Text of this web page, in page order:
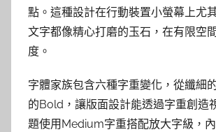
點。這種設計在行動裝置小螢幕上尤
文字都像精心打磨的玉石，在有限空
度。
字體家族包含六種字重變化，從纖細
的Bold，讓版面設計能透過字重創造
題使用Medium字重搭配放大字級，